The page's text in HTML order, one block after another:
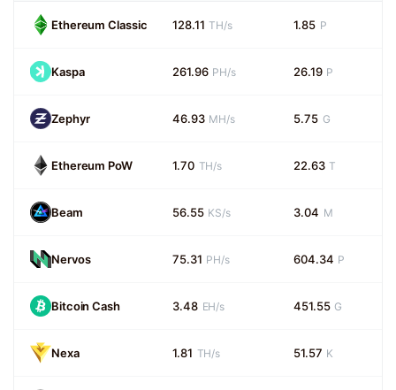
Ethereum Classic 128.11 TH/s 1.85 P
Kaspa 261.96 PH/s 26.19 P
Zephyr 46.93 MH/s 5.75 G
Ethereum PoW 1.70 TH/s 22.63 T
Beam 56.55 KS/s 3.04 M
Nervos 75.31 PH/s 604.34 P
Bitcoin Cash 3.48 EH/s 451.55 G
Nexa 1.81 TH/s 51.57 K